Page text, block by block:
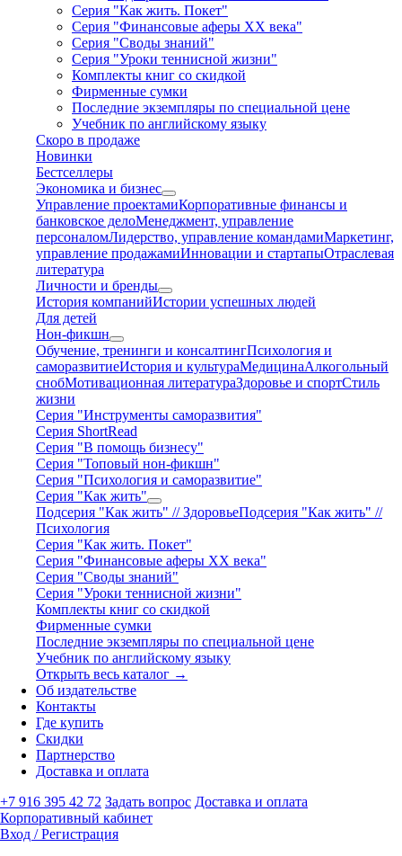
Серия "Как жить. Покет"
Серия "Финансовые аферы XX века"
Серия "Своды знаний"
Серия "Уроки теннисной жизни"
Комплекты книг со скидкой
Фирменные сумки
Последние экземпляры по специальной цене
Учебник по английскому языку
Скоро в продаже
Новинки
Бестселлеры
Экономика и бизнес
Управление проектамиКорпоративные финансы и
банковское делоМенеджмент, управление
персоналомЛидерство, управление командамиМаркетинг,
управление продажамиИнновации и стартапыОтраслевая
литература
Личности и бренды
История компанийИстории успешных людей
Для детей
Нон-фикшн
Обучение, тренинги и консалтингПсихология и
саморазвитиеИстория и культураМедицинаАлкогольный
снобМотивационная литератураЗдоровье и спортСтиль
жизни
Серия "Инструменты саморазвития"
Серия ShortRead
Серия "В помощь бизнесу"
Серия "Топовый нон-фикшн"
Серия "Психология и саморазвитие"
Серия "Как жить"
Подсерия "Как жить" // ЗдоровьеПодсерия "Как жить" //
Психология
Серия "Как жить. Покет"
Серия "Финансовые аферы XX века"
Серия "Своды знаний"
Серия "Уроки теннисной жизни"
Комплекты книг со скидкой
Фирменные сумки
Последние экземпляры по специальной цене
Учебник по английскому языку
Открыть весь каталог →
Об издательстве
Контакты
Где купить
Скидки
Партнерство
Доставка и оплата
+7 916 395 42 72 Задать вопрос Доставка и оплата
Корпоративный кабинет
Вход / Регистрация